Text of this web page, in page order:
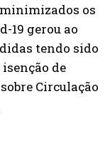
os
19 gerou ao
tendo sido
de
Circulação